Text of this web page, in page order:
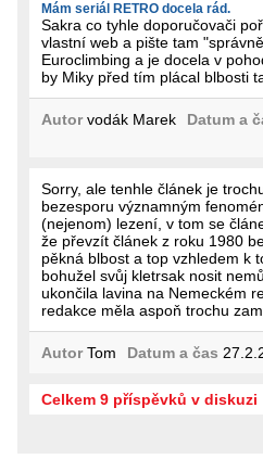
Mám seriál RETRO docela rád.
Sakra co tyhle doporučovači
vlastní web a pište tam
Euroclimbing a je docela v
by Miky před tím plácal blbosti
Autorvodák Marek Datum a
Sorry, ale tenhle článek je
bezesporu významným
(nejenom) lezení, v tom se
že převzít článek z roku 1980
pěkná blbost a top vzhledem k
bohužel svůj kletrsak nosit
ukončila lavina na Nemeckém
redakce měla aspoň trochu
AutorTom Datum a čas
Celkem 9 příspěvků v diskuzi